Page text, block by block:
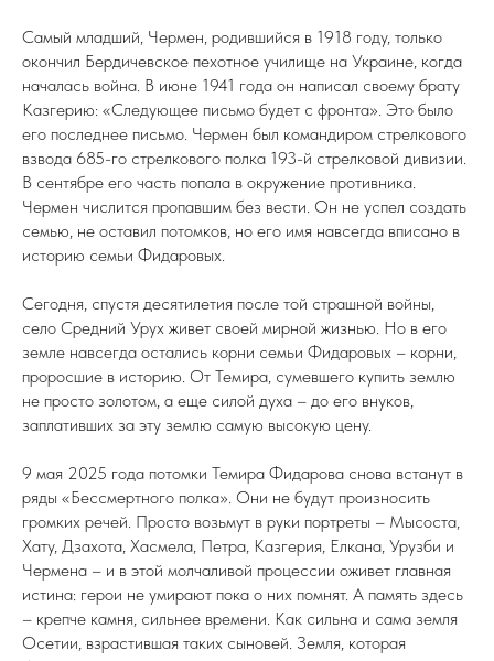
Самый младший, Чермен, родившийся в 1918 году, только
окончил Бердичевское пехотное училище на Украине, когда
началась война. В июне 1941 года он написал своему брату
Казгерию: «Следующее письмо будет с фронта». Это было
его последнее письмо. Чермен был командиром стрелкового
взвода 685-го стрелкового полка 193-й стрелковой дивизии.
В сентябре его часть попала в окружение противника.
Чермен числится пропавшим без вести. Он не успел создать
семью, не оставил потомков, но его имя навсегда вписано в
историю семьи Фидаровых.
Сегодня, спустя десятилетия после той страшной войны,
село Средний Урух живет своей мирной жизнью. Но в его
земле навсегда остались корни семьи Фидаровых – корни,
проросшие в историю. От Темира, сумевшего купить землю
не просто золотом, а еще силой духа – до его внуков,
заплативших за эту землю самую высокую цену.
9 мая 2025 года потомки Темира Фидарова снова встанут в
ряды «Бессмертного полка». Они не будут произносить
громких речей. Просто возьмут в руки портреты – Мысоста,
Хату, Дзахота, Хасмела, Петра, Казгерия, Елкана, Урузби и
Чермена – и в этой молчаливой процессии оживет главная
истина: герои не умирают пока о них помнят. А память здесь
– крепче камня, сильнее времени. Как сильна и сама земля
Осетии, взрастившая таких сыновей. Земля, которая